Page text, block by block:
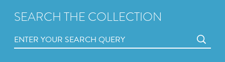
SEARCH THE COLLECTION